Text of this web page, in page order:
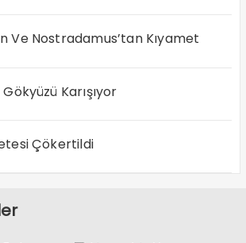
Ve Nostradamus’tan Kıyamet
Karışıyor
Çökertildi